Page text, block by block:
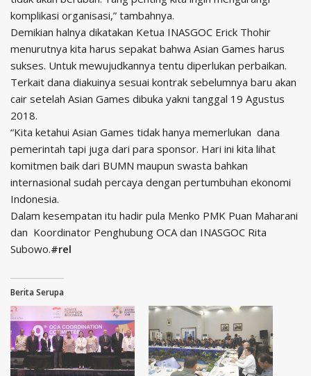
komplikasi organisasi,” tambahnya.
Demikian halnya dikatakan Ketua INASGOC Erick Thohir
menurutnya kita harus sepakat bahwa Asian Games harus
sukses. Untuk mewujudkannya tentu diperlukan perbaikan.
Terkait dana diakuinya sesuai kontrak sebelumnya baru akan
cair setelah Asian Games dibuka yakni tanggal 19 Agustus
2018.
“Kita ketahui Asian Games tidak hanya memerlukan dana
pemerintah tapi juga dari para sponsor. Hari ini kita lihat
komitmen baik dari BUMN maupun swasta bahkan
internasional sudah percaya dengan pertumbuhan ekonomi
Indonesia.
Dalam kesempatan itu hadir pula Menko PMK Puan Maharani
dan Koordinator Penghubung OCA dan INASGOC Rita
Subowo.#rel
Berita Serupa